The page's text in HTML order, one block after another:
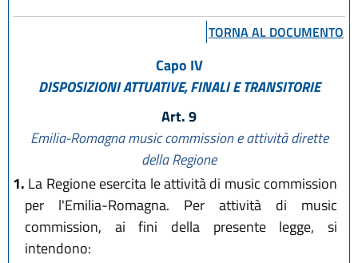
TORNA AL DOCUMENTO
Capo IV
DISPOSIZIONI ATTUATIVE, FINALI E TRANSITORIE
Art. 9
Emilia-Romagna music commission e attività dirette
della Regione
1. La Regione esercita le attività di music commission
per l'Emilia-Romagna. Per attività di music
commission, ai fini della presente legge, si
intendono: